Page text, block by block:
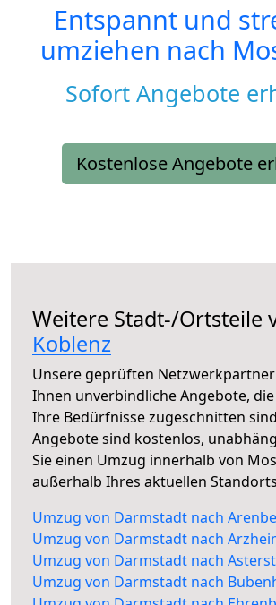
Entspannt und
umziehen nach
Sofort Angebote
Kostenlose Angebote
Weitere Stadt-/Ortsteile
Koblenz
Unsere geprüften
Ihnen unverbindliche Angebote,
Ihre Bedürfnisse zugeschnitten
Angebote sind kostenlos,
Sie einen Umzug innerhalb von
außerhalb Ihres aktuellen
Umzug von Darmstadt nach
Umzug von Darmstadt nach
Umzug von Darmstadt nach
Umzug von Darmstadt nach